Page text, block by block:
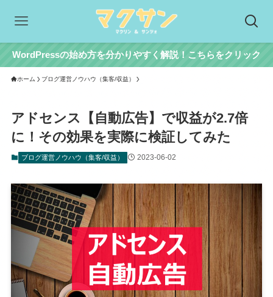
WordPressの始め方を分かりやすく解説！こちらをクリック
ホーム ブログ運営ノウハウ（集客/収益）
アドセンス【自動広告】で収益が2.7倍
に！その効果を実際に検証してみた
ブログ運営ノウハウ（集客/収益） 2023-06-02